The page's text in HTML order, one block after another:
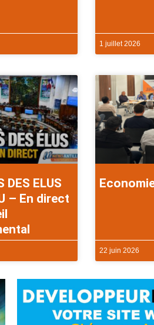
1 juillet 2026
DES ELUS
– En direct
22 juin 2026